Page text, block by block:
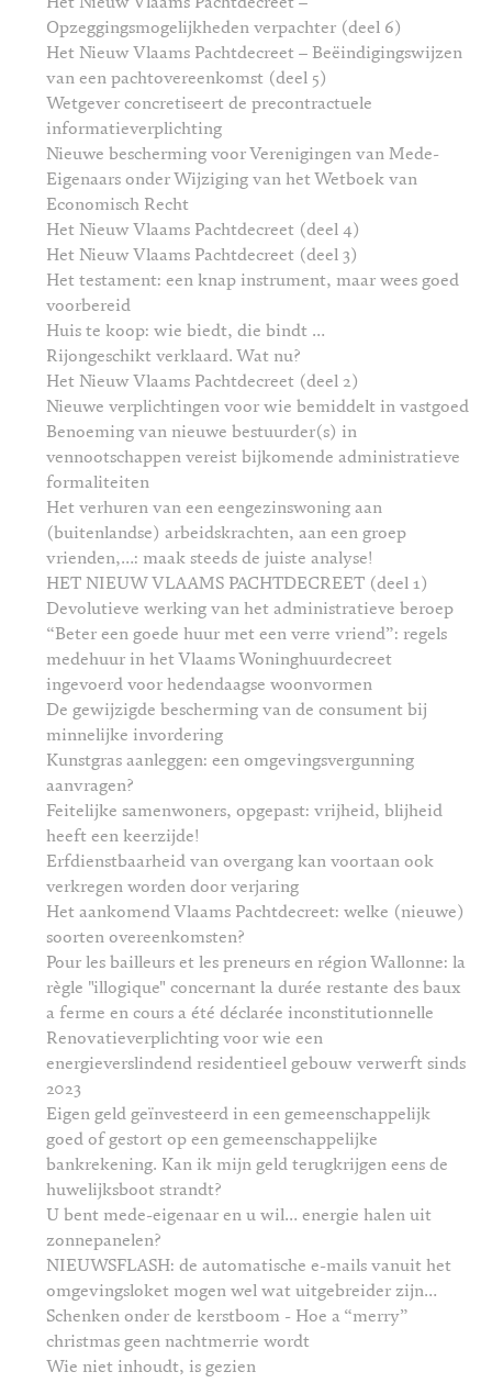
Het Nieuw Vlaams Pachtdecreet –
Opzeggingsmogelijkheden verpachter (deel 6)
Het Nieuw Vlaams Pachtdecreet – Beëindigingswijzen
van een pachtovereenkomst (deel 5)
Wetgever concretiseert de precontractuele
informatieverplichting
Nieuwe bescherming voor Verenigingen van Mede-
Eigenaars onder Wijziging van het Wetboek van
Economisch Recht
Het Nieuw Vlaams Pachtdecreet (deel 4)
Het Nieuw Vlaams Pachtdecreet (deel 3)
Het testament: een knap instrument, maar wees goed
voorbereid
Huis te koop: wie biedt, die bindt …
Rijongeschikt verklaard. Wat nu?
Het Nieuw Vlaams Pachtdecreet (deel 2)
Nieuwe verplichtingen voor wie bemiddelt in vastgoed
Benoeming van nieuwe bestuurder(s) in
vennootschappen vereist bijkomende administratieve
formaliteiten
Het verhuren van een eengezinswoning aan
(buitenlandse) arbeidskrachten, aan een groep
vrienden,…: maak steeds de juiste analyse!
HET NIEUW VLAAMS PACHTDECREET (deel 1)
Devolutieve werking van het administratieve beroep
“Beter een goede huur met een verre vriend”: regels
medehuur in het Vlaams Woninghuurdecreet
ingevoerd voor hedendaagse woonvormen
De gewijzigde bescherming van de consument bij
minnelijke invordering
Kunstgras aanleggen: een omgevingsvergunning
aanvragen?
Feitelijke samenwoners, opgepast: vrijheid, blijheid
heeft een keerzijde!
Erfdienstbaarheid van overgang kan voortaan ook
verkregen worden door verjaring
Het aankomend Vlaams Pachtdecreet: welke (nieuwe)
soorten overeenkomsten?
Pour les bailleurs et les preneurs en région Wallonne: la
règle "illogique" concernant la durée restante des baux
a ferme en cours a été déclarée inconstitutionnelle
Renovatieverplichting voor wie een
energieverslindend residentieel gebouw verwerft sinds
2023
Eigen geld geïnvesteerd in een gemeenschappelijk
goed of gestort op een gemeenschappelijke
bankrekening. Kan ik mijn geld terugkrijgen eens de
huwelijksboot strandt?
U bent mede-eigenaar en u wil… energie halen uit
zonnepanelen?
NIEUWSFLASH: de automatische e-mails vanuit het
omgevingsloket mogen wel wat uitgebreider zijn…
Schenken onder de kerstboom - Hoe a “merry”
christmas geen nachtmerrie wordt
Wie niet inhoudt, is gezien